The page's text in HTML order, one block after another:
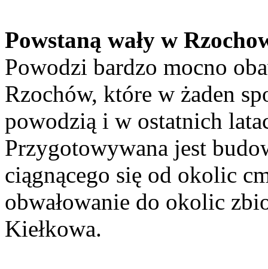
Powstaną wały w
Powodzi bardzo mocno
Rzochów, które w żaden
powodzią i w ostatnich
Przygotowywana jest
ciągnącego się od okolic
obwałowanie do okolic
Kiełkowa.